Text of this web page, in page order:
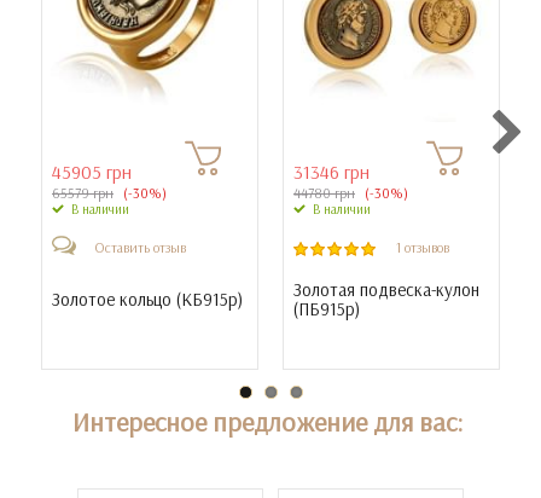
45905 грн
65579 грн (-30%)
В наличии
Оставить отзыв
Золотое кольцо (КБ915р)
31346 грн
44780 грн (-30%)
В наличии
1 отзывов
Золотая подвеска-кулон
(ПБ915р)
Интересное предложение для вас: